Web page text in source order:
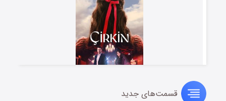
سریال زشتقسمت‌های جدید